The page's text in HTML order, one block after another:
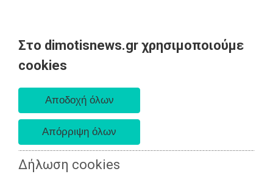
Στο dimotisnews.gr χρησιμοποιούμε
cookies
Δήλωση cookies
AΡΧΙΚΗ
ΕΙΔΗΣΕΙΣ
ΠΟΛΙΤΙΚΗ
ΤΟΠΙΚΗ
ΑΥΤΟΔΙΟΙΚΗΣΗ